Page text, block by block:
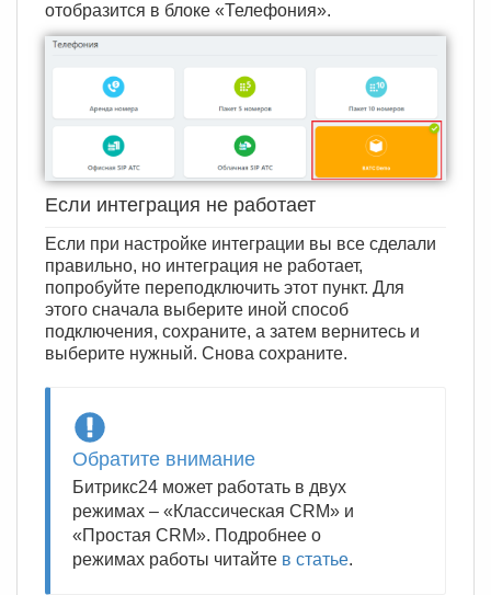
отобразится в блоке «Телефония».
Если интеграция не работает
Если при настройке интеграции вы все сделали
правильно, но интеграция не работает,
попробуйте переподключить этот пункт. Для
этого сначала выберите иной способ
подключения, сохраните, а затем вернитесь и
выберите нужный. Снова сохраните.
Обратите внимание
Битрикс24 может работать в двух
режимах – «Классическая CRM» и
«Простая CRM». Подробнее о
режимах работы читайте в статье.